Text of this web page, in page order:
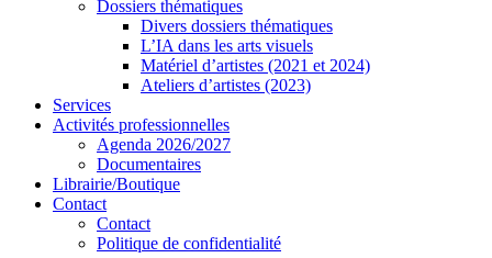
Dossiers thématiques
Divers dossiers thématiques
L’IA dans les arts visuels
Matériel d’artistes (2021 et 2024)
Ateliers d’artistes (2023)
Services
Activités professionnelles
Agenda 2026/2027
Documentaires
Librairie/Boutique
Contact
Contact
Politique de confidentialité